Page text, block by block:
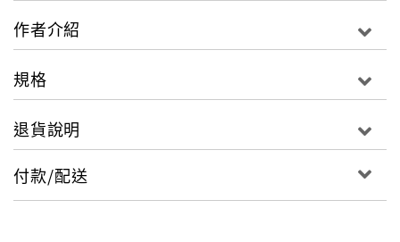
要讓寶寶乖乖一覺到天亮，首要重點就是不要用打仗心
小山博史醫師教你，徹底讓家中寶貝 ｢不哭｣ 又能在「安
穩睡眠下健康發育成長」
別等到寶寶過了成長期才後悔 千萬不要錯過這一本面面
俱到的好書!
哭鬧與哄睡在育兒裡對許多人來說皆是一門課題，〔哭
作者介紹
規格
退貨說明
付款/配送